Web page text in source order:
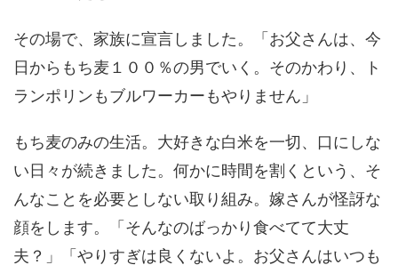
その場で、家族に宣言しました。「お父さんは、今
日からもち麦１００％の男でいく。そのかわり、ト
ランポリンもブルワーカーもやりません」
もち麦のみの生活。大好きな白米を一切、口にしな
い日々が続きました。何かに時間を割くという、そ
んなことを必要としない取り組み。嫁さんが怪訝な
顔をします。「そんなのばっかり食べてて大丈
夫？」「やりすぎは良くないよ。お父さんはいつも